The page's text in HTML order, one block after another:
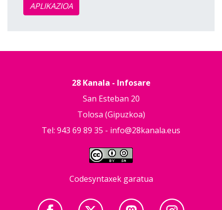
APLIKAZIOA
28 Kanala - Infosare
San Esteban 20
Tolosa (Gipuzkoa)
Tel: 943 69 89 35 - info@28kanala.eus
Codesyntaxek garatua